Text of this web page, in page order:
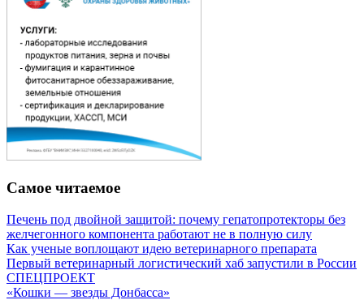
Самое читаемое
Печень под двойной защитой: почему гепатопротекторы без
желчегонного компонента работают не в полную силу
Как ученые воплощают идею ветеринарного препарата
Первый ветеринарный логистический хаб запустили в России
СПЕЦПРОЕКТ
«Кошки — звезды Донбасса»